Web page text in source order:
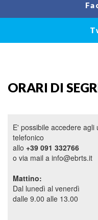
ORARI DI
E' possibile accedere
telefonico
allo +39 091 332766
o via mail a info@ebrts.it
Mattino:
Dal lunedì al venerdì
dalle 9.00 alle 13.00